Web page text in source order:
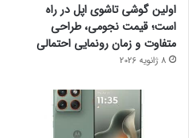
اولین گوشی تاشوی اپل در راه
است؛ قیمت نجومی، طراحی
متفاوت و زمان رونمایی احتمالی
8 ژانویه 2026